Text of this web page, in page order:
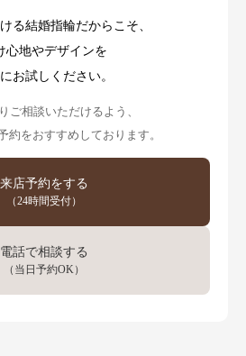
る結婚指輪だからこそ、
心地やデザインを
お試しください。
ご相談いただけるよう、
約をおすすめしております。
来店予約をする
（24時間受付）
電話で相談する
（当日予約OK）